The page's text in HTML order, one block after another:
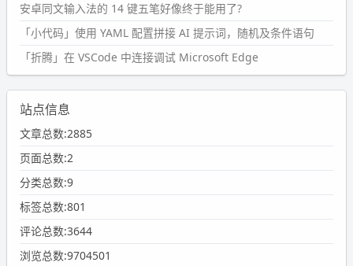
安卓同文输入法的 14 键五笔好像终于能用了?
「小代码」使用 YAML 配置拼接 AI 提示词，随机及条件语句
「折腾」在 VSCode 中连接调试 Microsoft Edge
站点信息
文章总数:2885
页面总数:2
分类总数:9
标签总数:801
评论总数:3644
浏览总数:9704501